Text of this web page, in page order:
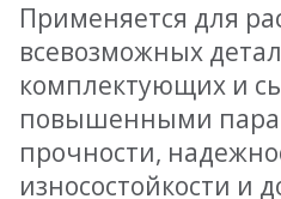
Применяется для
всевозможных
комплектующих и
повышенными
прочности,
износостойкости и